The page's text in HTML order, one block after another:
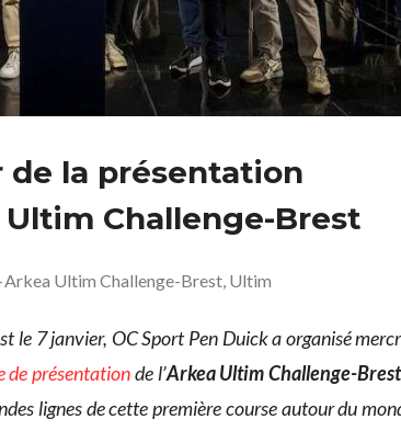
de la présentation
Challenge-Brest
Arkea Ultim Challenge-Brest, Ultim
le 7 janvier, OC Sport Pen Duick a organisé
de présentationde l’Arkea Ultim Challenge-Brest
lignes de cette première course autour du